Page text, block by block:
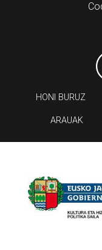
HONI BURUZ
ARAUAK